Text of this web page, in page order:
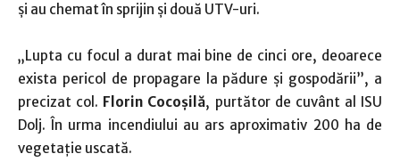
și au chemat în sprijin și două UTV-uri.
„Lupta cu focul a durat mai bine de cinci ore, deoarece
exista pericol de propagare la pădure și gospodării”, a
precizat col. Florin Cocoşilă, purtător de cuvânt al ISU
Dolj. În urma incendiului au ars aproximativ 200 ha de
vegetație uscată.